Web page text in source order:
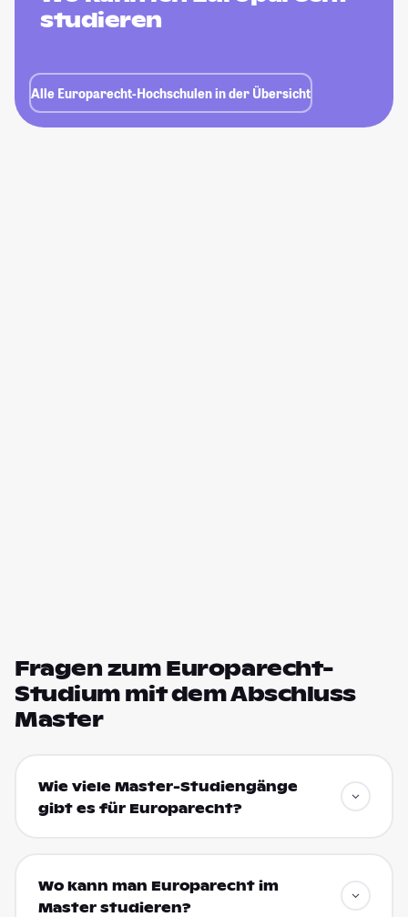
studieren
Alle Europarecht-Hochschulen in der Übersicht
Fragen zum Europarecht-
Studium mit dem Abschluss
Master
Wie viele Master-Studiengänge
gibt es für Europarecht?
Wo kann man Europarecht im
Master studieren?